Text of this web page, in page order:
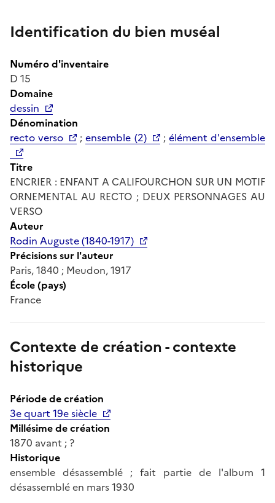
Identification du bien muséal
Numéro d'inventaire
D 15
Domaine
dessin
Dénomination
recto verso
;ensemble (2) ; élément d'ensemble
Titre
ENCRIER : ENFANT A CALIFOURCHON SUR UN MOTIF
ORNEMENTAL AU RECTO ; DEUX PERSONNAGES AU
VERSO
Auteur
Rodin Auguste (1840-1917)
Précisions sur l'auteur
Paris, 1840 ; Meudon, 1917
École (pays)
France
Contexte de création - contexte
historique
Période de création
3e quart 19e siècle
Millésime de création
1870 avant ; ?
Historique
ensemble désassemblé ; fait partie de l'album 1
désassemblé en mars 1930